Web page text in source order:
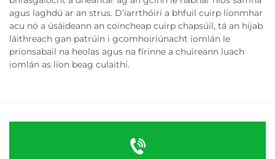
agus laghdú ar an strus. D’iarrthóirí a bhfuil cuirp líonmhar
acu nó a úsáideann an coincheap cuirp chapsúil, tá an hijab
láithreach gan patrúin i gcomhoiriúnacht iomlán le
prionsabail na heolas agus na fírinne a chuireann luach
iomlán as líon beag culaithí.